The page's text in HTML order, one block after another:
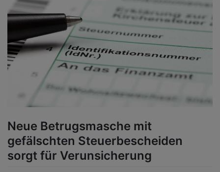
Neue Betrugsmasche mit
gefälschten Steuerbescheiden
sorgt für Verunsicherung